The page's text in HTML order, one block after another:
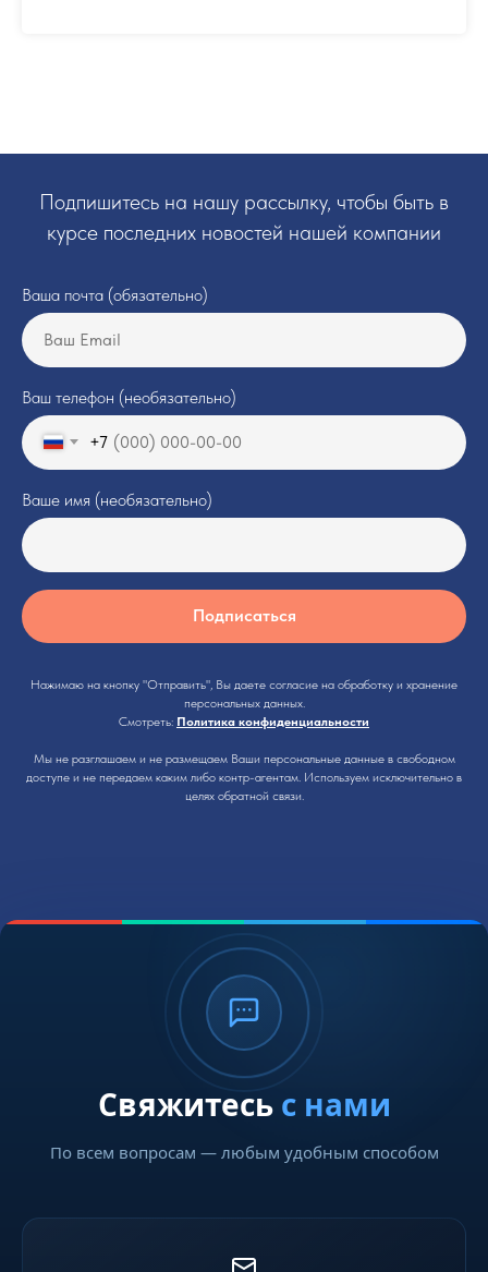
Подпишитесь на нашу рассылку, чтобы быть в
курсе последних новостей нашей компании
Ваша почта (обязательно)
Ваш телефон (необязательно)
+7
Ваше имя (необязательно)
Подписаться
Нажимаю на кнопку "Отправить", Вы даете согласие на обработку и хранение
персональных данных.
Смотреть: Политика конфиденциальности
Мы не разглашаем и не размещаем Ваши персональные данные в свободном
доступе и не передаем каким либо контр-агентам. Используем исключительно в
целях обратной связи.
Свяжитесь с нами
По всем вопросам — любым удобным способом